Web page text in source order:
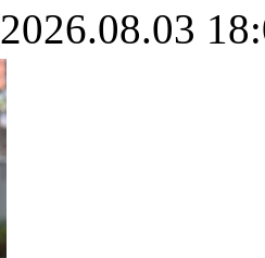
2026.08.03